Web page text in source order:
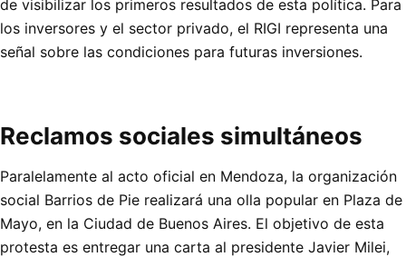
de visibilizar los primeros resultados de esta política. Para
los inversores y el sector privado, el RIGI representa una
señal sobre las condiciones para futuras inversiones.
Reclamos sociales simultáneos
Paralelamente al acto oficial en Mendoza, la organización
social Barrios de Pie realizará una olla popular en Plaza de
Mayo, en la Ciudad de Buenos Aires. El objetivo de esta
protesta es entregar una carta al presidente Javier Milei,